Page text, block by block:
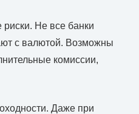
Не все банки
с валютой. Возможны
комиссии,
Даже при